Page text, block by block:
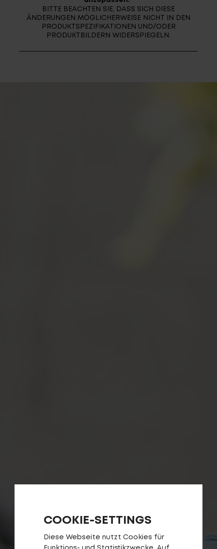
BITTE BEACHTEN SIE, DASS SICH DIESE
ÄNDERUNGEN MÖGLICHERWEISE NICHT IN DEN
PRODUKTSPEZIFIKATIONEN UND/ODER
PRODUKTBILDERN WIDERSPIEGELN.
COOKIE-SETTINGS
Diese Webseite nutzt Cookies für